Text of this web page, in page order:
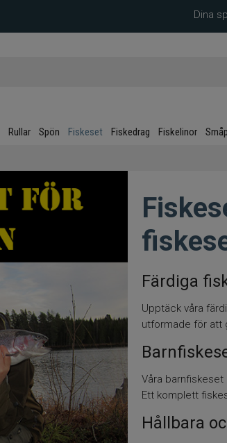
Dina
Rullar Spön Fiskeset Fiskedrag Fiskelinor
Färdiga
Upptäck våra
utformade för att
Våra
Ett komplett
Hållbara